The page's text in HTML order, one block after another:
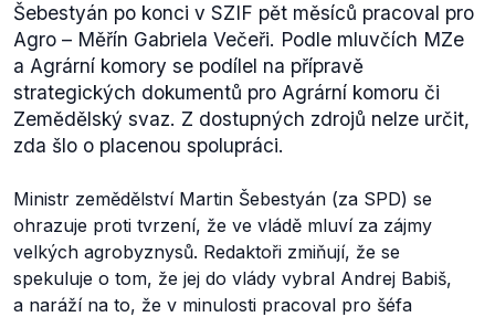
Šebestyán po konci v SZIF pět měsíců pracoval pro
Agro – Měřín Gabriela Večeři. Podle mluvčích MZe
a Agrární komory se podílel na přípravě
strategických dokumentů pro Agrární komoru či
Zemědělský svaz. Z dostupných zdrojů nelze určit,
zda šlo o placenou spolupráci.
Ministr zemědělství Martin Šebestyán (za SPD) se
ohrazuje proti tvrzení, že ve vládě mluví za zájmy
velkých agrobyznysů. Redaktoři zmiňují, že se
spekuluje o tom, že jej do vlády vybral Andrej Babiš,
a naráží na to, že v minulosti pracoval pro šéfa